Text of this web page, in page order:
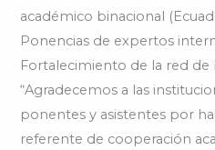
académico binacional
Ponencias de expertos
Fortalecimiento de la red de
“Agradecemos a las
ponentes y asistentes por
referente de cooperación